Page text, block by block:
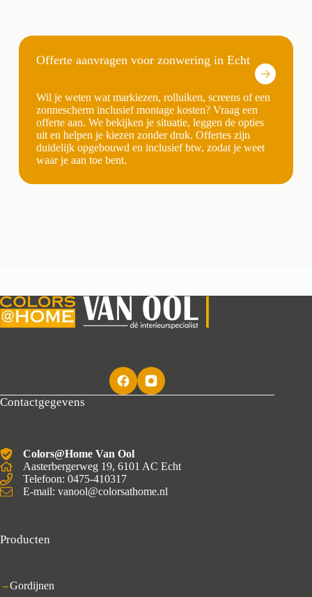
Offerte aanvragen voor zonwering in Echt
Wil je weten wat markiezen, rolluiken, screens of een
zonnescherm inclusief montage kosten? Vraag een
offerte aan. We bekijken je situatie, leggen de opties
uit en helpen je kiezen zonder druk. Offertes zijn
duidelijk opgebouwd en inclusief btw, zodat je weet
waar je aan toe bent.
Contactgegevens
Colors@Home Van Ool
Aasterbergerweg 19, 6101 AC Echt
Telefoon: 0475-410317
E-mail: vanool@colorsathome.nl
Producten
Gordijnen